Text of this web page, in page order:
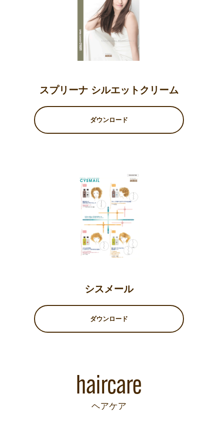
スプリーナ シルエットクリーム
ダウンロード
シスメール
ダウンロード
haircare
ヘアケア